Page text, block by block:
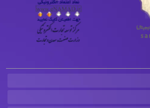
دانلود فایل PDF کتاب اخلاق اسلامی(مبانی و
مفاهیم) محمد داوودی
دانلود فایل PDF کتاب روانشناسی شخصیت یوسف